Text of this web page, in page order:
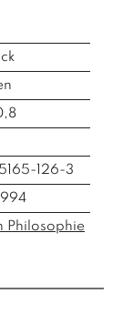
126-3
Philosophie